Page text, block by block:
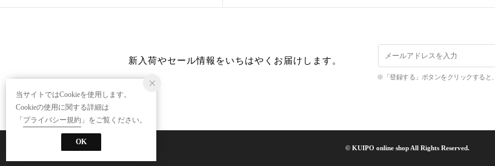
新入荷やセール情報をいちはやくお届けします。
※「登録する」ボタンをクリックすると、
© KUIPO online shop All Rights Reserved.
当サイトではCookieを使用します。
Cookieの使用に関する詳細は
「 プライバシー規約 」をご覧ください。
OK